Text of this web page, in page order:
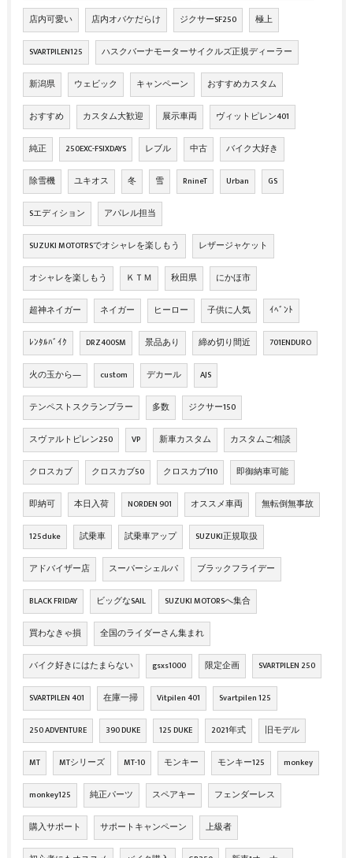
店内可愛い 店内オバケだらけ ジクサーSF250 極上
SVARTPILEN125 ハスクバーナモーターサイクルズ正規ディーラー
新潟県 ウェビック キャンペーン おすすめカスタム
おすすめ カスタム大歓迎 展示車両 ヴィットピレン401
純正 250EXC-FSIXDAYS レブル 中古 バイク大好き
除雪機 ユキオス 冬 雪 RnineT Urban GS
Sエディション アパレル担当
SUZUKI MOTOTRSでオシャレを楽しもう レザージャケット
オシャレを楽しもう ＫＴＭ 秋田県 にかほ市
超神ネイガー ネイガー ヒーロー 子供に人気 ｲﾍﾞﾝﾄ
ﾚﾝﾀﾙﾊﾞｲｸ DRZ400SM 景品あり 締め切り間近 701ENDURO
火の玉から― custom デカール AJS
テンペストスクランブラー 多数 ジクサー150
スヴァルトピレン250 VP 新車カスタム カスタムご相談
クロスカブ クロスカブ50 クロスカブ110 即御納車可能
即納可 本日入荷 NORDEN 901 オススメ車両 無転倒無事故
125duke 試乗車 試乗車アップ SUZUKI正規取扱
アドバイザー店 スーパーシェルパ ブラックフライデー
BLACK FRIDAY ビッグなSAIL SUZUKI MOTORSへ集合
買わなきゃ損 全国のライダーさん集まれ
バイク好きにはたまらない gsxs1000 限定企画 SVARTPILEN 250
SVARTPILEN 401 在庫一掃 Vitpilen 401 Svartpilen 125
250 ADVENTURE 390 DUKE 125 DUKE 2021年式 旧モデル
MT MTシリーズ MT-10 モンキー モンキー125 monkey
monkey125 純正パーツ スペアキー フェンダーレス
購入サポート サポートキャンペーン 上級者